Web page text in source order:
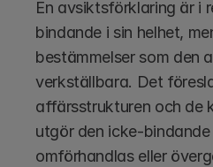
En avsiktsförklaring är i
bindande i sin helhet,
bestämmelser som den
verkställbara. Det
affärsstrukturen och de
utgör den icke-
omförhandlas eller